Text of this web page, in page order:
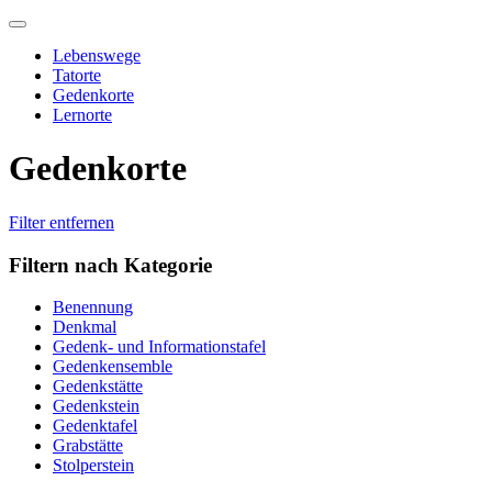
Skip
contentLebenswege
Tatorte
Gedenkorte
Lernorte
Gedenkorte
Filter entfernen
Filtern nach Kategorie
Benennung
Denkmal
Gedenk- und Informationstafel
Gedenkensemble
Gedenkstätte
Gedenkstein
Gedenktafel
Grabstätte
Stolperstein